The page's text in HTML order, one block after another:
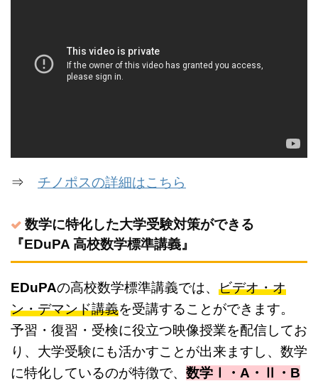
⇒ チノポスの詳細はこちら
数学に特化した大学受験対策ができる
『EDuPA 高校数学標準講義』
EDuPAの高校数学標準講義では、 ビデオ・オ
ン・デマンド講義を受講することができます。
予習・復習・受検に役立つ映像授業を配信してお
り、大学受験にも活かすことが出来ますし、数学
に特化しているのが特徴で、 数学Ⅰ・A・Ⅱ・B